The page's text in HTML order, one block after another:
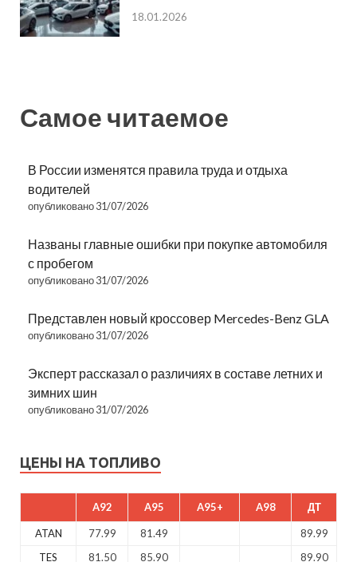
18.01.2026
Самое читаемое
В России изменятся правила труда и отдыха
водителей
опубликовано 31/07/2026
Названы главные ошибки при покупке автомобиля
с пробегом
опубликовано 31/07/2026
Представлен новый кроссовер Mercedes-Benz GLA
опубликовано 31/07/2026
Эксперт рассказал о различиях в составе летних и
зимних шин
опубликовано 31/07/2026
ЦЕНЫ НА ТОПЛИВО
A92 A95 A95+ A98 ДТ
ATAN 77.99 81.49
89.99
TES
81.50 85.90
89.90